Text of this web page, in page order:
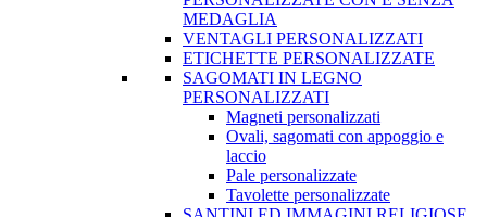
MEDAGLIA
VENTAGLI PERSONALIZZATI
ETICHETTE PERSONALIZZATE
SAGOMATI IN LEGNO
PERSONALIZZATI
Magneti personalizzati
Ovali, sagomati con appoggio e
laccio
Pale personalizzate
Tavolette personalizzate